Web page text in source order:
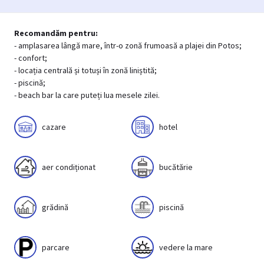
Recomandăm pentru:
- amplasarea lângă mare, într-o zonă frumoasă a plajei din Potos;
- confort;
- locația centrală și totuși în zonă liniștită;
- piscină;
- beach bar la care puteți lua mesele zilei.
cazare hotel
aer condiționat bucătărie
grădină piscină
parcare vedere la mare